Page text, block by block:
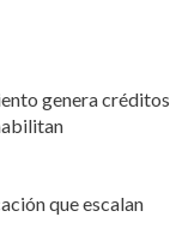
genera créditos
que escalan